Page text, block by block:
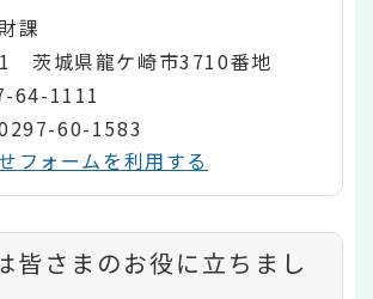
課
茨城県龍ケ崎市3710番地
64-1111
60-1583
フォームを利用する
皆さまのお役に立ちまし